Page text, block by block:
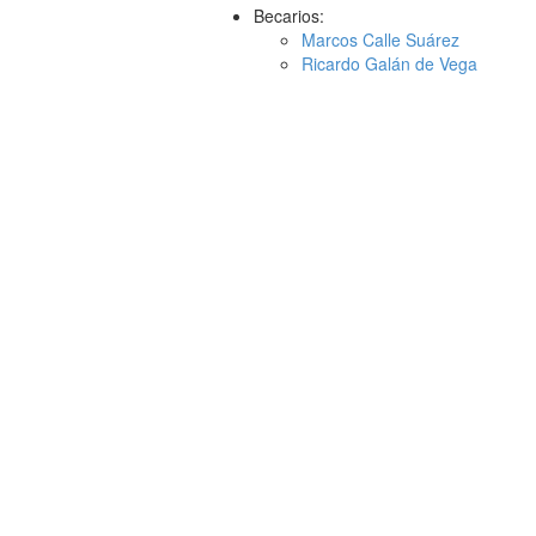
Becarios:
Marcos Calle Suárez
Ricardo Galán de Vega